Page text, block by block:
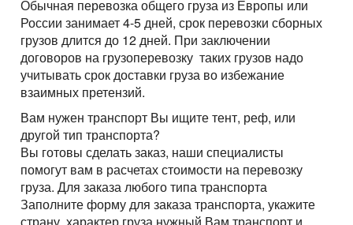
Обычная перевозка общего груза из Европы или
России занимает 4-5 дней, срок перевозки сборных
грузов длится до 12 дней. При заключении
договоров на грузоперевозку таких грузов надо
учитывать срок доставки груза во избежание
взаимных претензий.
Вам нужен транспорт Вы ищите тент, реф, или
другой тип транспорта?
Вы готовы сделать заказ, наши специалисты
помогут вам в расчетах стоимости на перевозку
груза. Для заказа любого типа транспорта
Заполните форму для заказа транспорта, укажите